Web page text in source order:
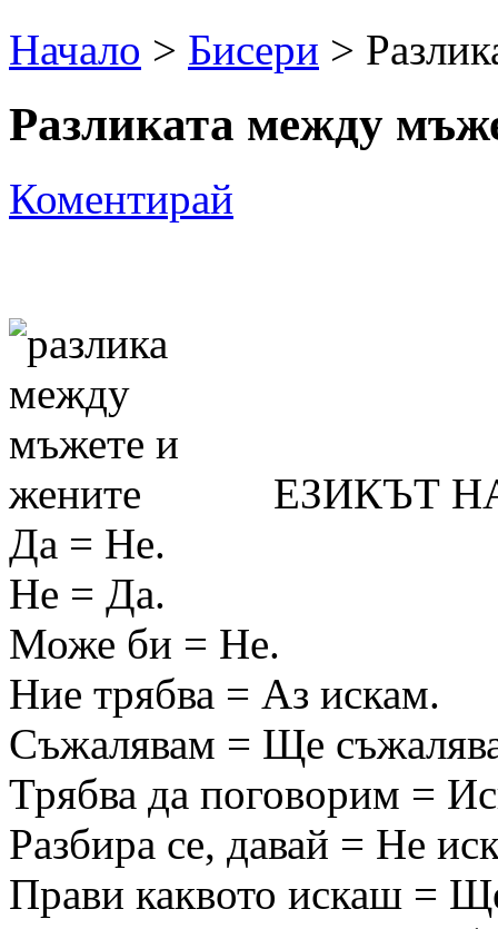
Начало > Бисери >
Разликата между
Коментирай
ЕЗИКЪТ
Да = Не.
Не = Да.
Може би = Не.
Ние трябва = Аз искам.
Съжалявам = Ще
Трябва да поговорим =
Разбира се, давай = Не
Прави каквото искаш =